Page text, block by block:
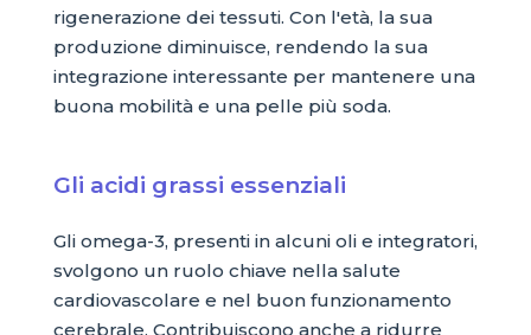
rigenerazione dei tessuti. Con l'età, la sua
produzione diminuisce, rendendo la sua
integrazione interessante per mantenere una
buona mobilità e una pelle più soda.
Gli acidi grassi essenziali
Gli omega-3, presenti in alcuni oli e integratori,
svolgono un ruolo chiave nella salute
cardiovascolare e nel buon funzionamento
cerebrale. Contribuiscono anche a ridurre